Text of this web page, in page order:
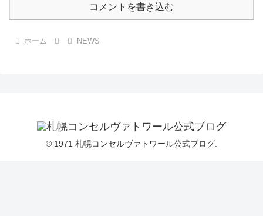
コメントを書き込む
ホーム NEWS
© 1971 札幌コンセルヴァトワール公式ブログ.